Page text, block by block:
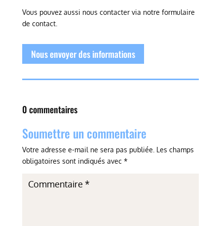
Vous pouvez aussi nous contacter via notre formulaire
de contact.
Nous envoyer des informations
0 commentaires
Soumettre un commentaire
Votre adresse e-mail ne sera pas publiée. Les champs
obligatoires sont indiqués avec *